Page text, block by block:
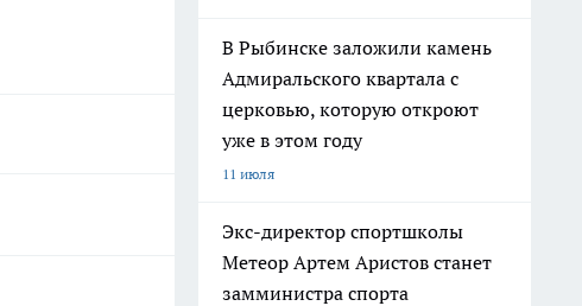
В Рыбинске заложили камень
Адмиральского квартала с
церковью, которую откроют
уже в этом году
11 июля
Экс-директор спортшколы
Метеор Артем Аристов станет
замминистра спорта